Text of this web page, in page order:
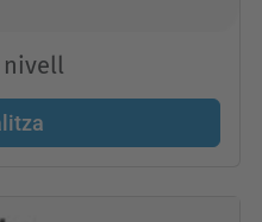
nivell